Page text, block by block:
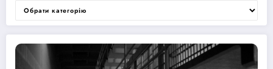
Категорії